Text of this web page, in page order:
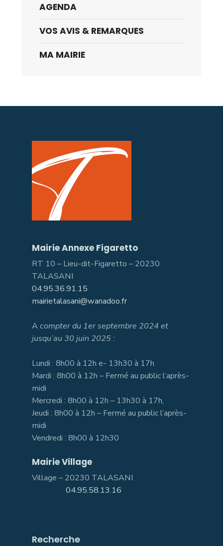
AGENDA
VOS AVIS & REMARQUES
MA MAIRIE
Mairie Annexe Figaretto
RT 10 – Lieu-dit-Figaretto – 20230
TALASANI
04.95.36.91.15
mairietalasani@wanadoo.fr
Acompter du 1er septembre 2024 et
jusqu’au 30 juin 2025 :
Lundi : 8h00 à 12h e- 13h30 à 17h
Mardi : 8h00 à 12h – Fermé au public l’après-
midi
Mercredi : 8h00 à 12h – 13h30 à 17h,
Jeudi : 8h00 à 12h – Fermé au public l’après-
midi
Vendredi : 8h00 à 12h30
Mairie Village
Village – 20230 TALASANI
04.95.58.13.16
Recherche